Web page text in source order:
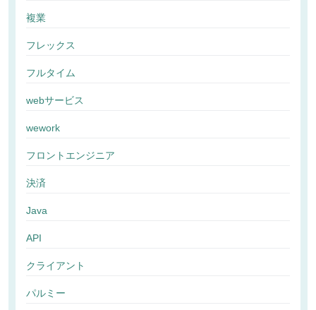
複業
フレックス
フルタイム
webサービス
wework
フロントエンジニア
決済
Java
API
クライアント
パルミー